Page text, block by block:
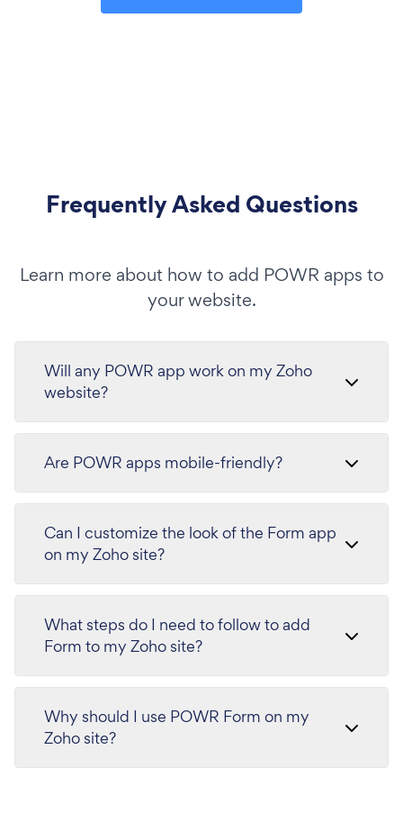
Frequently Asked Questions
Learn more about how to add POWR apps to
your website.
Will any POWR app work on my Zoho
website?
Are POWR apps mobile-friendly?
Can I customize the look of the Form app
on my Zoho site?
What steps do I need to follow to add
Form to my Zoho site?
Why should I use POWR Form on my
Zoho site?